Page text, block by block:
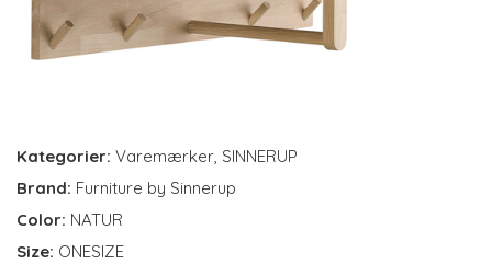
Kategorier: Varemærker, SINNERUP
Brand: Furniture by Sinnerup
Color: NATUR
Size: ONESIZE